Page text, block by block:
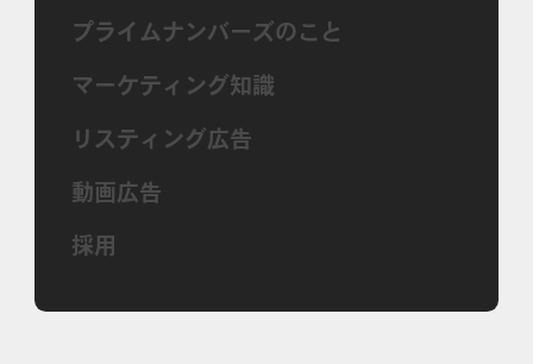
プライムナンバーズのこと
マーケティング知識
リスティング広告
動画広告
採用